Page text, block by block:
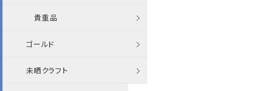
パステルカラー封筒
ベストカラー封筒
破れない封筒
エコ封筒
FSC森林認証
再生紙
ファンシー封筒
プリンター対応
エコ
お悔み用
クオレッティ
プリンター対応
洋5封筒
洋6封筒
洋7封筒
貴重品
ゴールド
未晒クラフト